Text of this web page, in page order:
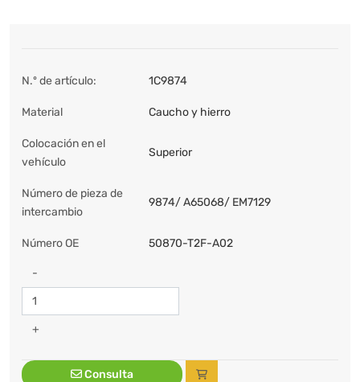
N.º de artículo: 1C9874
Material Caucho y hierro
Colocación en el
vehículo
Superior
Número de pieza de
intercambio
9874/ A65068/ EM7129
Número OE 50870-T2F-A02
-
+
Consulta